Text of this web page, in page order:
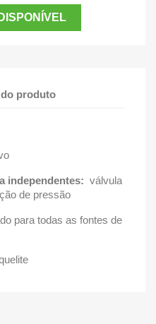
produto
independentes: válvula
de pressão
para todas as fontes de